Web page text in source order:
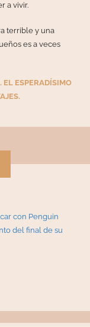
a vivir.
terrible y una
es a veces
ESPERADÍSIMO
con Penguin
del final de su